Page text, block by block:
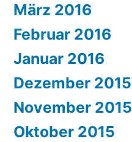
März 2016
Februar 2016
Januar 2016
Dezember 2015
November 2015
Oktober 2015